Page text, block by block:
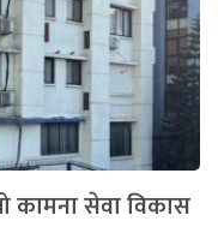
कामना सेवा विकास